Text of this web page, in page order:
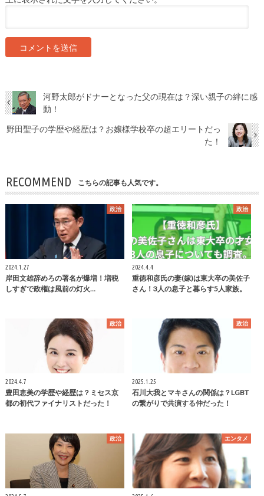
河野太郎がドナーとなった父の現在は？深い親子の絆に感
動！
野田聖子の学歴や経歴は？お嬢様学校卒の超エリートだっ
た！
RECOMMEND こちらの記事も人気です。
政治
2024.1.27
岸田文雄辞めろの署名が爆増！増税
しすぎで政権は風前の灯火…
政治
2024.4.4
重徳和彦氏の妻(嫁)は東大卒の美佐子
さん！3人の息子と暮らす5人家族。
政治
2024.4.7
豊田恵美の学歴や経歴は？ミセス京
都の初代ファイナリストだった！
政治
2025.1.25
石川大我とマキさんの関係は？LGBT
の繋がりで共演する仲だった！
政治 エンタメ